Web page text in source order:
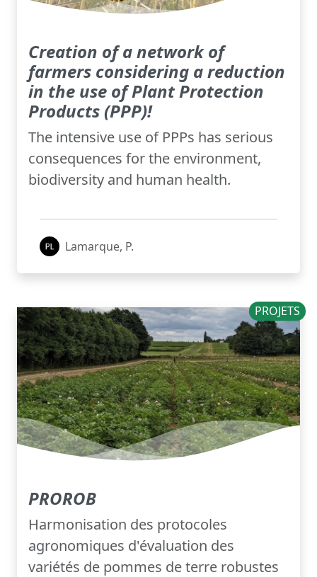
Creation of a network of
farmers considering a reduction
in the use of Plant Protection
Products (PPP)!
The intensive use of PPPs has serious
consequences for the environment,
biodiversity and human health.
Lamarque, P.
PROJETS
PROROB
Harmonisation des protocoles
agronomiques d'évaluation des
variétés de pommes de terre robustes